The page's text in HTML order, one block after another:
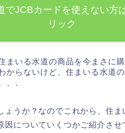
でJCBカードを使えない方
リック
まいる水道の商品を今まさに
からないけど、住まいる水道
、、
ょうか？なのでこれから、住
についていくつかご紹介させ